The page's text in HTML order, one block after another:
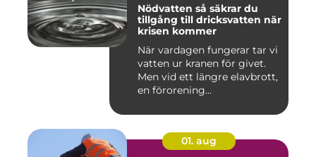
Nödvatten så säkrar du
tillgång till dricksvatten när
krisen kommer
När vardagen fungerar tar vi
vatten ur kranen för givet.
Men vid ett längre elavbrott,
en förorening...
01. aug